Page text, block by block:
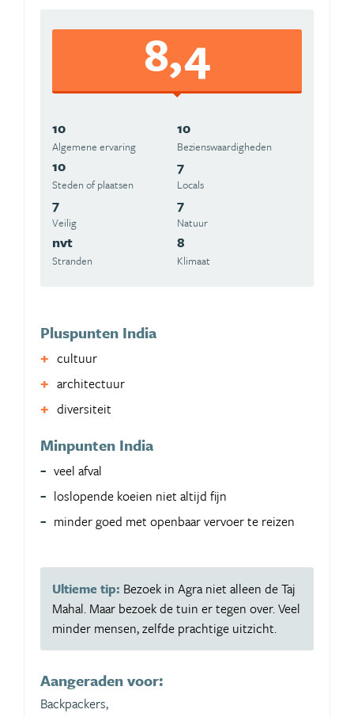
8,4
10
Algemene ervaring
10
Beziens­waardigheden
10
Steden of plaatsen
7
Locals
7
Veilig
7
Natuur
nvt
Stranden
8
Klimaat
Pluspunten India
cultuur
architectuur
diversiteit
Minpunten India
veel afval
loslopende koeien niet altijd fijn
minder goed met openbaar vervoer te reizen
Ultieme tip: Bezoek in Agra niet alleen de Taj
Mahal. Maar bezoek de tuin er tegen over. Veel
minder mensen, zelfde prachtige uitzicht.
Aangeraden voor:
Backpackers,